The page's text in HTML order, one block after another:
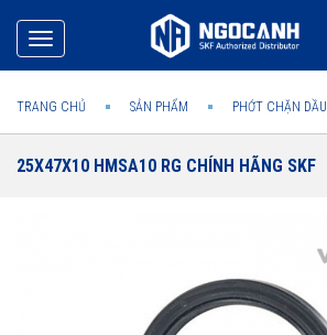
Toggle
navigation
TRANG CHỦ SẢN PHẨM PHỚT CHẶN DẦU
25X47X10 HMSA10 RG CHÍNH HÃNG SKF